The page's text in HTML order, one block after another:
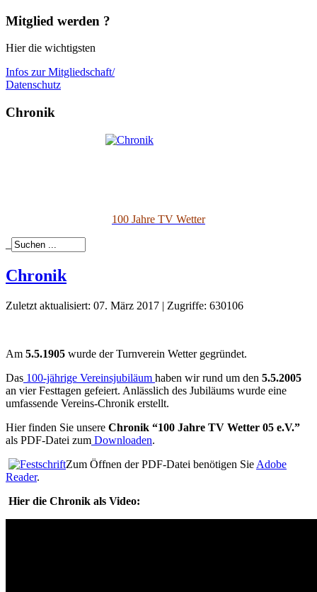
Mitglied werden ?
Hier die wichtigsten
Infos zur Mitgliedschaft/
Datenschutz
Chronik
100 Jahre TV Wetter
Chronik
Zuletzt aktualisiert: 07. März 2017 | Zugriffe: 630106
Am 5.5.1905 wurde der Turnverein Wetter gegründet.
Das 100-jährige Vereinsjubiläum haben wir rund um den 5.5.2005
an vier Festtagen gefeiert. Anlässlich des Jubiläums wurde eine
umfassende Vereins-Chronik erstellt.
Hier finden Sie unsere Chronik “100 Jahre TV Wetter 05 e.V.”
als PDF-Datei zum Downloaden.
Zum Öffnen der PDF-Datei benötigen Sie Adobe
Reader.
Hier die Chronik als Video: